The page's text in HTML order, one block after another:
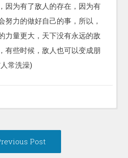
为有了敌人的存在，因为有
努力的做好自己的事，所以，
力量更大，天下没有永远的敌
有些时候，敌人也可以变成朋
常洗澡)
Post
post: